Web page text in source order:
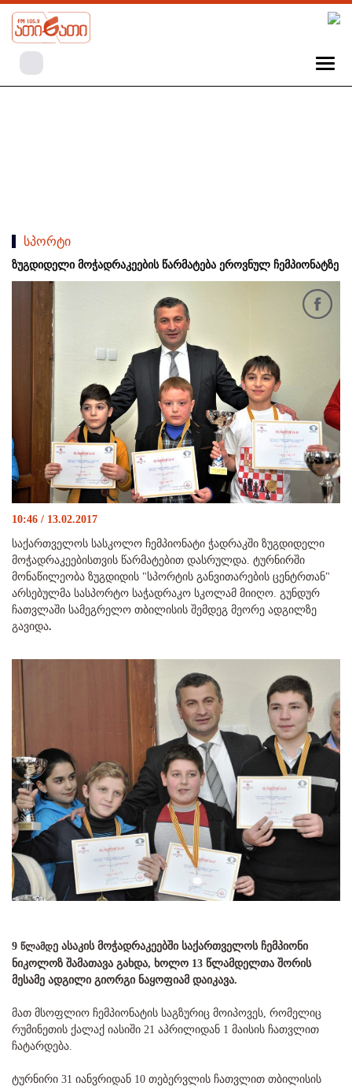
სპორტი
ზუგდიდელი მოჭადრაკეების წარმატება ეროვნულ ჩემპიონატზე
10:46 / 13.02.2017
საქართველოს სასკოლო ჩემპიონატი ჭადრაკში ზუგდიდელი
მოჭადრაკეებისთვის წარმატებით დასრულდა. ტურნირში
მონაწილეობა ზუგდიდის "სპორტის განვითარების ცენტრთან"
არსებულმა სასპორტო საჭადრაკო სკოლამ მიიღო. გუნდურ
ჩათვლაში სამეგრელო თბილისის შემდეგ მეორე ადგილზე
გავიდა.
9 წლამდე ასაკის მოჭადრაკეებში საქართველოს ჩემპიონი
ნიკოლოზ შამათავა გახდა, ხოლო 13 წლამდელთა შორის
მესამე ადგილი გიორგი ნაყოფიამ დაიკავა.
მათ მსოფლიო ჩემპიონატის საგზურიც მოიპოვეს, რომელიც
რუმინეთის ქალაქ იასიში 21 აპრილიდან 1 მაისის ჩათვლით
ჩატარდება.
ტურნირი 31 იანვრიდან 10 თებერვლის ჩათვლით თბილისის